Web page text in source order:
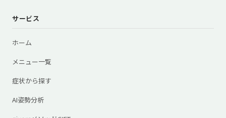
サービス
ホーム
メニュー一覧
症状から探す
AI姿勢分析